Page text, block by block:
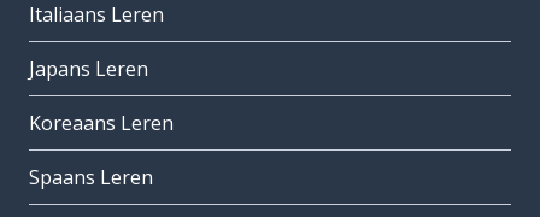
Italiaans Leren
Japans Leren
Koreaans Leren
Spaans Leren